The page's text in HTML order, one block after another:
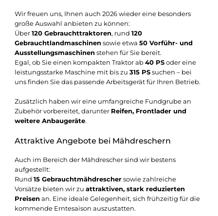
Wir freuen uns, Ihnen auch 2026 wieder eine besonders
große Auswahl anbieten zu können:
Über120 Gebrauchttraktoren, rund 120
Gebrauchtlandmaschinensowie etwa 50 Vorführ- und
Ausstellungsmaschinenstehen für Sie bereit.
Egal, ob Sie einen kompakten Traktor ab40 PSoder eine
leistungsstarke Maschine mit bis zu 315 PSsuchen – bei
uns finden Sie das passende Arbeitsgerät für Ihren Betrieb.
Zusätzlich haben wir eine umfangreiche Fundgrube an
Zubehör vorbereitet, darunter Reifen, Frontlader und
weitere Anbaugeräte.
Attraktive Angebote bei Mähdreschern
Auch im Bereich der Mähdrescher sind wir bestens
aufgestellt:
Rund 15 Gebrauchtmähdreschersowie zahlreiche
Vorsätze bieten wir zu attraktiven, stark reduzierten
Preisenan. Eine ideale Gelegenheit, sich frühzeitig für die
kommende Erntesaison auszustatten.